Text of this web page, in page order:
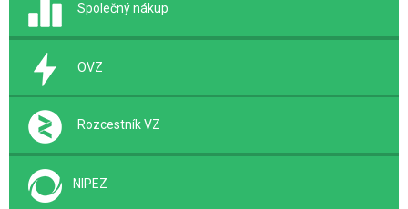
Společný nákup
OVZ
Rozcestník VZ
NIPEZ